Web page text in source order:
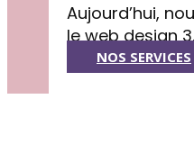
Aujourd’hui,
le web design
NOS SERVICES